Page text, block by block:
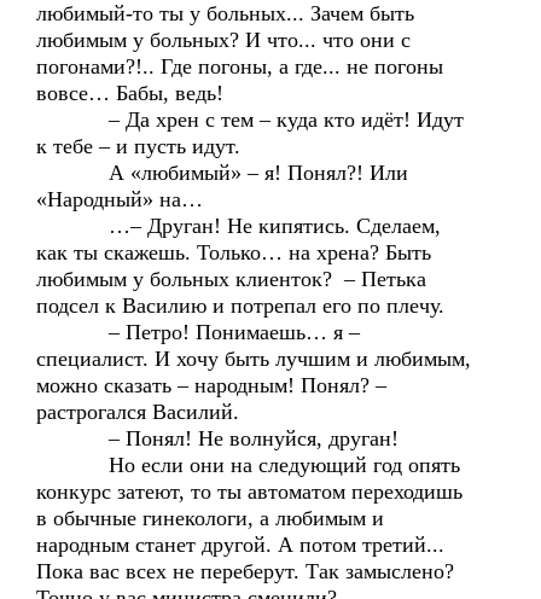
любимый-то ты у больных... Зачем быть
любимым у больных? И что... что они с
погонами?!.. Где погоны, а где... не погоны
вовсе… Бабы, ведь!
– Да хрен с тем – куда кто идёт! Идут
к тебе – и пусть идут.
А «любимый» – я! Понял?! Или
«Народный» на…
…– Друган! Не кипятись. Сделаем,
как ты скажешь. Только… на хрена? Быть
любимым у больных клиенток? – Петька
подсел к Василию и потрепал его по плечу.
– Петро! Понимаешь… я –
специалист. И хочу быть лучшим и любимым,
можно сказать – народным! Понял? –
растрогался Василий.
– Понял! Не волнуйся, друган!
Но если они на следующий год опять
конкурс затеют, то ты автоматом переходишь
в обычные гинекологи, а любимым и
народным станет другой. А потом третий...
Пока вас всех не переберут. Так замыслено?